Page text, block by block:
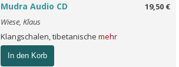
19,50 €
Mudra Audio CD
Wiese, Klaus
Klangschalen, tibetanische mehr
In den Korb